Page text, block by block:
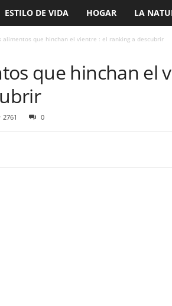
ESTILO DE VIDA HOGAR LA
alimentos que hinchan el vientre : el ranking a descubrir
que hinchan el
2761 0